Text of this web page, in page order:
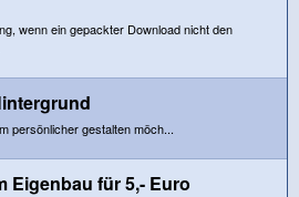
wenn ein gepackter Download nicht den
persönlicher gestalten möch...
Eigenbau für 5,- Euro